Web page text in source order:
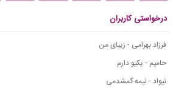
درخواستی کاربران
فرزاد بهرامی - زیبای من
حامیم - یکیو دارم
نیواد - نیمه گمشدمی